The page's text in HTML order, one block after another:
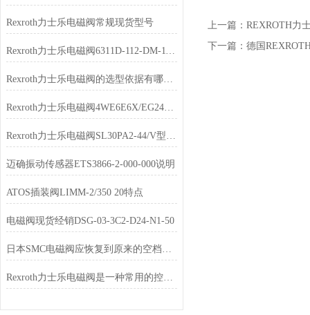
Rexroth力士乐电磁阀常规现货型号
Rexroth力士乐电磁阀6311D-112-DM-111DA现货
Rexroth力士乐电磁阀的选型依据有哪些？
Rexroth力士乐电磁阀4WE6E6X/EG24N9K4库存充足
Rexroth力士乐电磁阀SL30PA2-44/V型号齐全
迈确振动传感器ETS3866-2-000-000说明
ATOS插装阀LIMM-2/350 20特点
电磁阀现货经销DSG-03-3C2-D24-N1-50
日本SMC电磁阀应恢复到原来的空档位置
Rexroth力士乐电磁阀是一种常用的控制元件
上一篇： REXROTH力
下一篇： 德国